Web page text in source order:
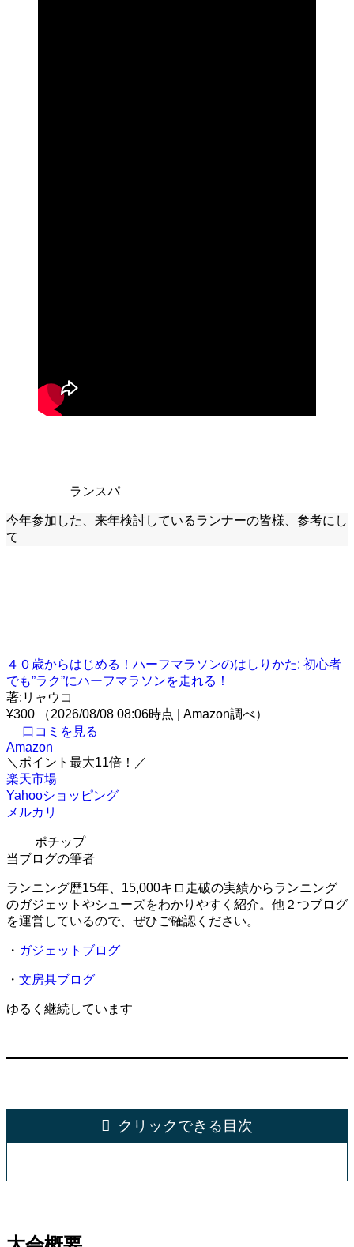
ランスパ
今年参加した、来年検討しているランナーの皆様、参考にし
て
４０歳からはじめる！ハーフマラソンのはしりかた: 初心者
でも”ラク”にハーフマラソンを走れる！
著:リャウコ
¥300
（2026/08/08 08:06時点 | Amazon調べ）
口コミを見る
Amazon
＼ポイント最大11倍！／
楽天市場
Yahooショッピング
メルカリ
ポチップ
当ブログの筆者
ランニング歴15年、15,000キロ走破の実績からランニング
のガジェットやシューズをわかりやすく紹介。他２つブログ
を運営しているので、ぜひご確認ください。
・ ガジェットブログ
・ 文房具ブログ
ゆるく継続しています
クリックできる目次